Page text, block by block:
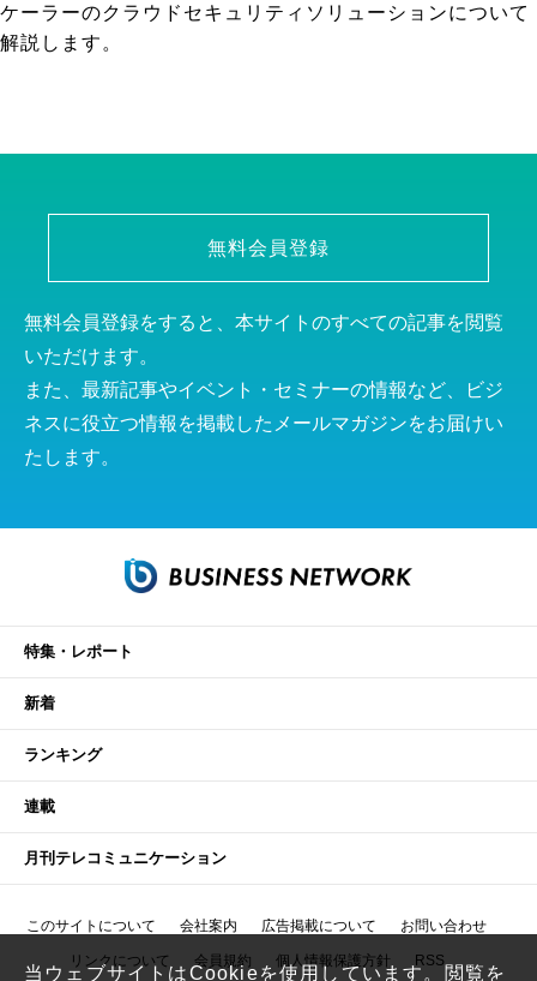
ケーラーのクラウドセキュリティソリューションについて
解説します。
無料会員登録
無料会員登録をすると、本サイトのすべての記事を閲覧
いただけます。
また、最新記事やイベント・セミナーの情報など、ビジ
ネスに役立つ情報を掲載したメールマガジンをお届けい
たします。
特集・レポート
新着
ランキング
連載
月刊テレコミュニケーション
このサイトについて 会社案内 広告掲載について お問い合わせ
リンクについて 会員規約 個人情報保護方針 RSS
当ウェブサイトはCookieを使用しています。閲覧を